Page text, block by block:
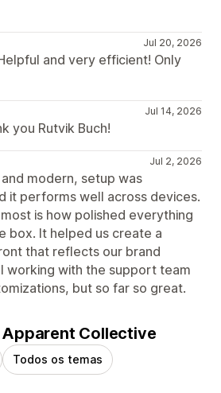
Jul 20, 2026
and very efficient! Only
Jul 14, 2026
you Rutvik Buch!
Jul 2, 2026
modern, setup was
it performs well across devices.
is how polished everything
box. It helped us create a
that reflects our brand
working with the support team
but so far so great.
Collective
Todos os temas